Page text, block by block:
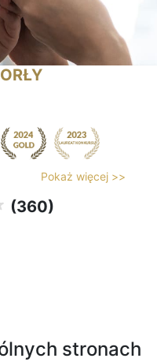
Pokaż więcej >>
(360)
stronach